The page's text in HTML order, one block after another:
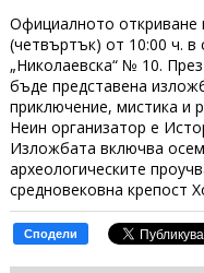
Официалното откриване
(четвъртък) от 10:00 ч.
„Николаевска“ № 10.
бъде представена
приключение, мистика и
Неин организатор е
Изложбата включва
археологическите
средновековна крепост
Сподели